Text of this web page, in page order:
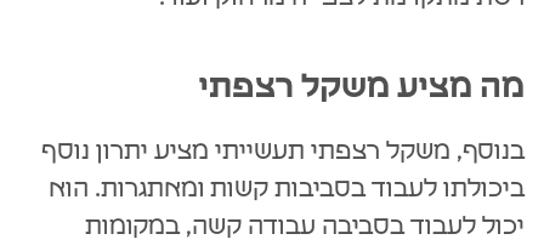
מה מציע משקל רצפתי
בנוסף, משקל רצפתי תעשייתי מציע יתרון נוסף
ביכולתו לעבוד בסביבות קשות ומאתגרות. הוא
יכול לעבוד בסביבה עבודה קשה, במקומות